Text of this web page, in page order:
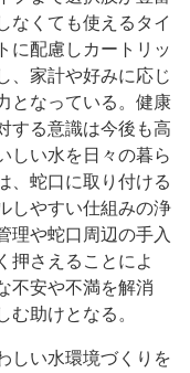
なくても使えるタイ
に配慮しカートリッ
、家計や好みに応じ
となっている。健康
する意識は今後も高
しい水を日々の暮ら
、蛇口に取り付ける
しやすい仕組みの浄
理や蛇口周辺の手入
押さえることによ
不安や不満を解消
む助けとなる。
しい水環境づくりを